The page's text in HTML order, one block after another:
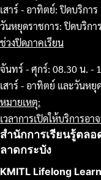
เสาร์ - อาทิตย์: ปิดบริการ
วันหยุดราชการ: ปิดบริการ
ช่วงปิดภาคเรียน
จันทร์ - ศุกร์: 08.30 น. -
เสาร์ - อาทิตย์ และวันหยุ
หมายเหตุ:
เวลาการเปิดให้บริการอ
สำนักการเรียนรู้ตล
ลาดกระบัง
KMITL Lifelong